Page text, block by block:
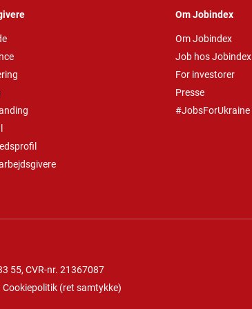
Om Jobindex
Om Jobindex
Job hos Jobindex
For investorer
Presse
#JobsForUkraine
55, CVR-nr. 21367087
Cookiepolitik (ret samtykke)